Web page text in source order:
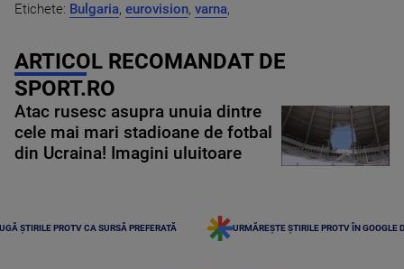
Etichete: Bulgaria, eurovision, varna,
ARTICOL RECOMANDAT DE
SPORT.RO
Atac rusesc asupra unuia dintre
cele mai mari stadioane de fotbal
din Ucraina! Imagini uluitoare
ȘTIRILE PROTV CA SURSĂ PREFERATĂ URMĂREȘTE ȘTIRILE PROTV ÎN GOOGLE